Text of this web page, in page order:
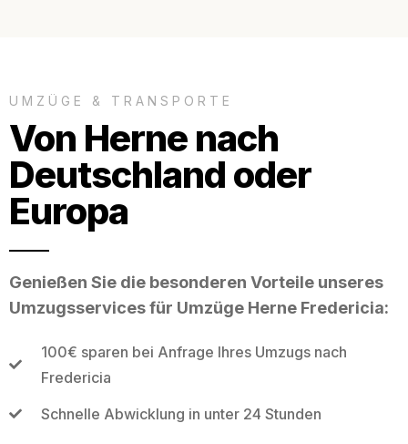
UMZÜGE & TRANSPORTE
Von Herne nach
Deutschland oder
Europa
Genießen Sie die besonderen Vorteile unseres
Umzugsservices für Umzüge Herne Fredericia:
100€ sparen bei Anfrage Ihres Umzugs nach
Fredericia
Schnelle Abwicklung in unter 24 Stunden